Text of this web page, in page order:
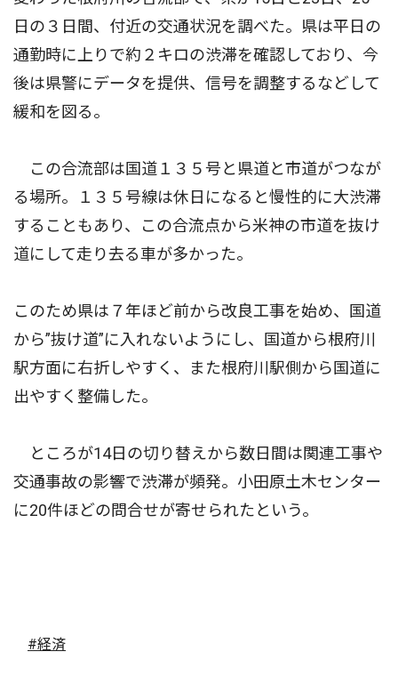
日の３日間、付近の交通状況を調べた。県は平日の
通勤時に上りで約２キロの渋滞を確認しており、今
後は県警にデータを提供、信号を調整するなどして
緩和を図る。
この合流部は国道１３５号と県道と市道がつなが
る場所。１３５号線は休日になると慢性的に大渋滞
することもあり、この合流点から米神の市道を抜け
道にして走り去る車が多かった。
このため県は７年ほど前から改良工事を始め、国道
から”抜け道”に入れないようにし、国道から根府川
駅方面に右折しやすく、また根府川駅側から国道に
出やすく整備した。
ところが14日の切り替えから数日間は関連工事や
交通事故の影響で渋滞が頻発。小田原土木センター
に20件ほどの問合せが寄せられたという。
#経済